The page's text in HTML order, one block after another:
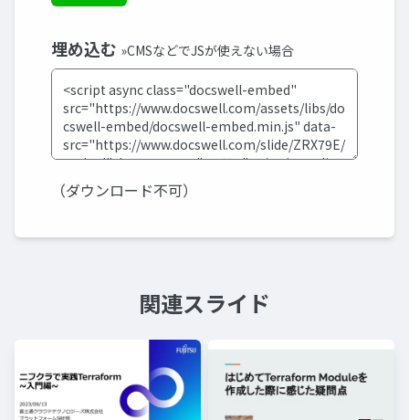
埋め込む »CMSなどでJSが使えない場合
（ダウンロード不可）
関連スライド